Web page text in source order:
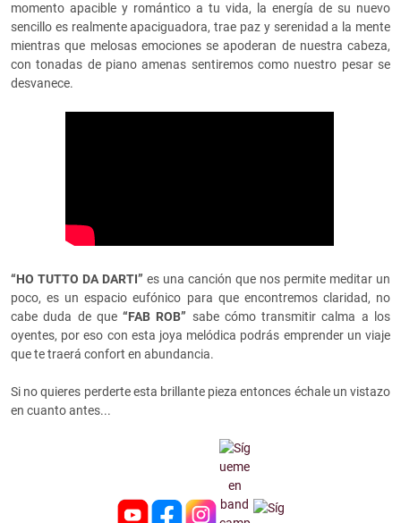
momento apacible y romántico a tu vida, la energía de su nuevo
sencillo es realmente apaciguadora, trae paz y serenidad a la mente
mientras que melosas emociones se apoderan de nuestra cabeza,
con tonadas de piano amenas sentiremos como nuestro pesar se
desvanece.
“HO TUTTO DA DARTI” es una canción que nos permite meditar un
poco, es un espacio eufónico para que encontremos claridad, no
cabe duda de que“FAB ROB” sabe cómo transmitir calma a los
oyentes, por eso con esta joya melódica podrás emprender un viaje
que te traerá confort en abundancia.
Si no quieres perderte esta brillante pieza entonces échale un vistazo
en cuanto antes...